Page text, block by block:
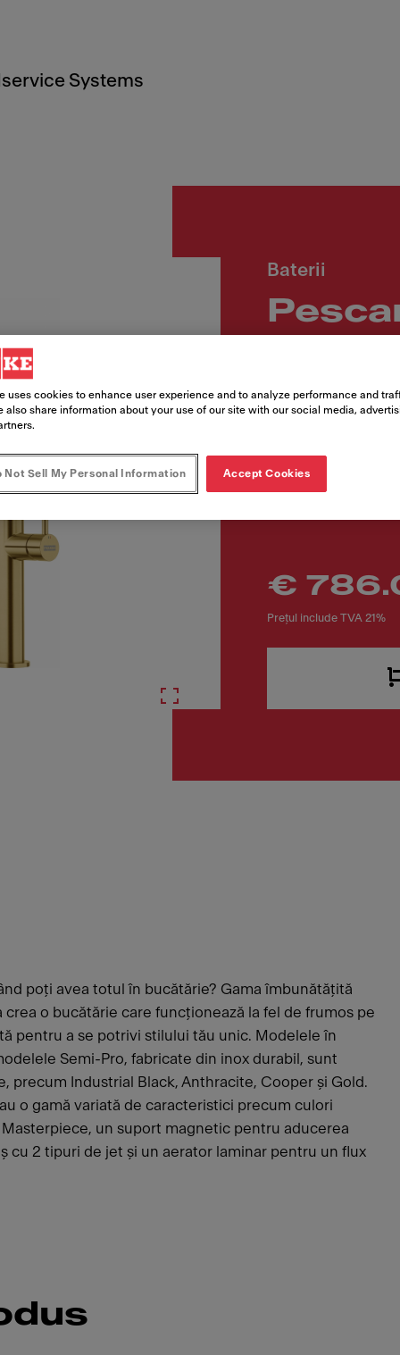
Systems
Baterii
Cod produs
€
Prețul include TVA 21%
poți avea totul în bucătărie? Gama îmbunătățită
o bucătărie care funcționează la fel de frumos pe
pentru a se potrivi stilului tău unic. Modelele în
Semi-Pro, fabricate din inox durabil, sunt
precum Industrial Black, Anthracite, Cooper și Gold.
o gamă variată de caracteristici precum culori
un suport magnetic pentru aducerea
cu 2 tipuri de jet și un aerator laminar pentru un flux
uses cookies to enhance user experience and to analyze performance and
also share information about your use of our site with our social media,
Not Sell My Personal Information Accept Cookies